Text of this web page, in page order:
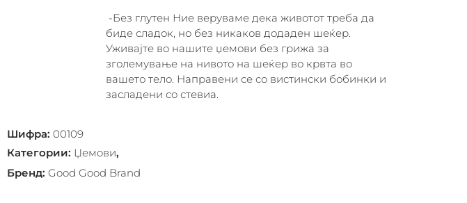
-Без глутен Ние веруваме дека животот треба да
биде сладок, но без никаков додаден шеќер.
Уживајте во нашите џемови без грижа за
зголемување на нивото на шеќер во крвта во
вашето тело. Направени се со вистински бобинки и
засладени со стевиа.
Шифра: 00109
Категории: Џемoви,
Бренд: Good Good Brand